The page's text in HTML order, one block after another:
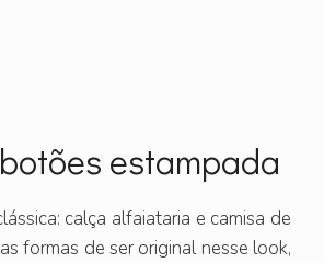
estampada
calça alfaiataria e camisa de
formas de ser original nesse look,